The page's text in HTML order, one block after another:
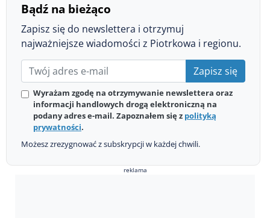
Bądź na bieżąco
Zapisz się do newslettera i otrzymuj
najważniejsze wiadomości z Piotrkowa i regionu.
Zapisz się
Wyrażam zgodę na otrzymywanie newslettera oraz
informacji handlowych drogą elektroniczną na
podany adres e-mail. Zapoznałem się z polityką
prywatności.
Możesz zrezygnować z subskrypcji w każdej chwili.
reklama